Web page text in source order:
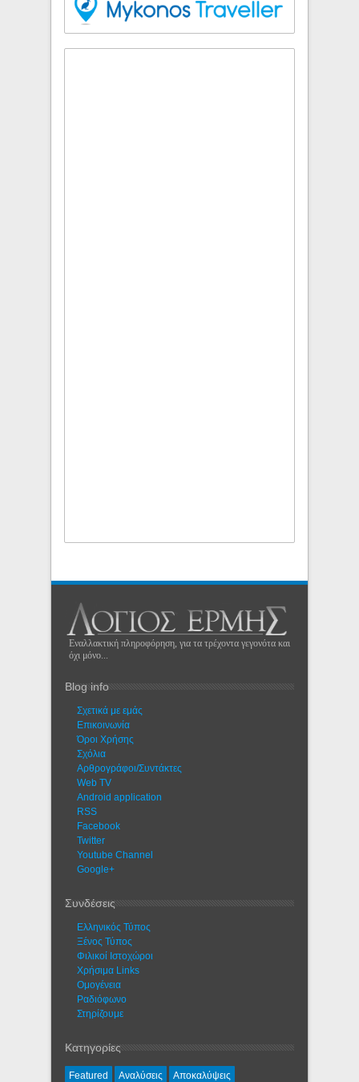
Εναλλακτική πληροφόρηση, για τα τρέχοντα γεγονότα και
όχι μόνο...
Blog info
Σχετικά με εμάς
Eπικοινωνία
Όροι Χρήσης
Σχόλια
Αρθρογράφοι/Συντάκτες
Web TV
Android application
RSS
Facebook
Twitter
Youtube Channel
Google+
Συνδέσεις
Ελληνικός Τύπος
Ξένος Τύπος
Φιλικοί Ιστοχώροι
Χρήσιμα Links
Ομογένεια
Ραδιόφωνο
Στηρίζουμε
Κατηγορίες
Featured Αναλύσεις Αποκαλύψεις